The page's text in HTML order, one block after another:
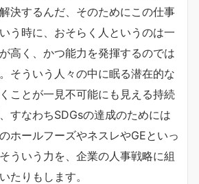
決するんだ、そのためにこの仕事
う時に、おそらく人というのは一
高く、かつ能力を発揮するのでは
そういう人々の中に眠る潜在的な
ことが一見不可能にも見える持続
すなわちSDGsの達成のためには
ホールフーズやネスレやGEといっ
ういう力を、企業の人事戦略に組
たりもします。